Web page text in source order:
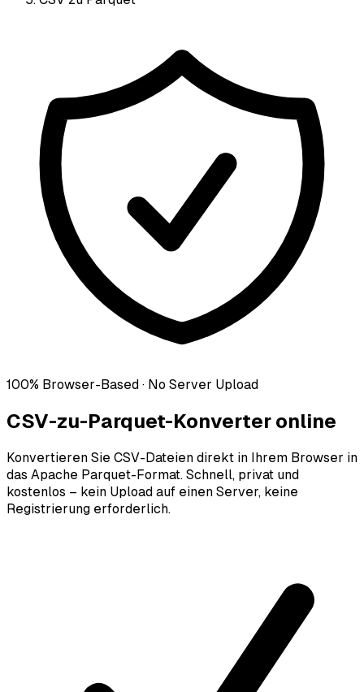
100% Browser-Based · No Server Upload
CSV-zu-Parquet-Konverter online
Konvertieren Sie CSV-Dateien direkt in Ihrem Browser in
das Apache Parquet-Format. Schnell, privat und
kostenlos – kein Upload auf einen Server, keine
Registrierung erforderlich.